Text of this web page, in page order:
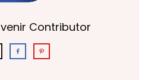
Contributor